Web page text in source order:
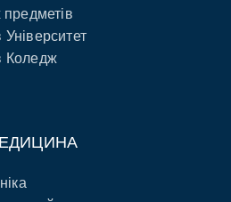
предметів
Коледж